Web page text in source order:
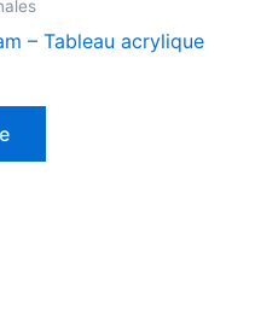
– Tableau acrylique